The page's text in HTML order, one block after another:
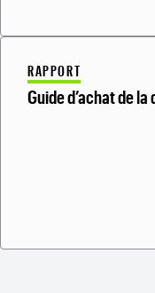
RAPPORT
Guide d’achat de la